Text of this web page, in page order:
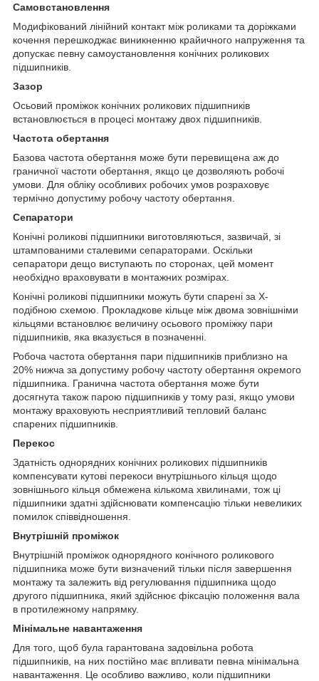
Самовстановлення
Модифікований лінійний контакт між роликами та доріжками
кочення перешкоджає виникненню крайичного напруження та
допускає певну самоустановлення конічних роликових
підшипників.
Зазор
Осьовий проміжок конічних роликових підшипників
встановлюється в процесі монтажу двох підшипників.
Частота обертання
Базова частота обертання може бути перевищена аж до
граничної частоти обертання, якщо це дозволяють робочі
умови. Для обліку особливих робочих умов розраховує
термічно допустиму робочу частоту обертання.
Сепаратори
Конічні роликові підшипники виготовляються, зазвичай, зі
штампованими сталевими сепараторами. Оскільки
сепаратори дещо виступають по сторонах, цей момент
необхідно враховувати в монтажних розмірах.
Конічні роликові підшипники можуть бути спарені за Х-
подібною схемою. Прокладкове кільце між двома зовнішніми
кільцями встановлює величину осьового проміжку пари
підшипників, яка вказується в позначенні.
Робоча частота обертання пари підшипників приблизно на
20% нижча за допустиму робочу частоту обертання окремого
підшипника. Гранична частота обертання може бути
досягнута також парою підшипників у тому разі, якщо умови
монтажу враховують несприятливий тепловий баланс
спарених підшипників.
Перекос
Здатність однорядних конічних роликових підшипників
компенсувати кутові перекоси внутрішнього кільця щодо
зовнішнього кільця обмежена кількома хвилинами, тож ці
підшипники здатні здійснювати компенсацію тільки невеликих
помилок співвідношення.
Внутрішній проміжок
Внутрішній проміжок однорядного конічного роликового
підшипника може бути визначений тільки після завершення
монтажу та залежить від регулювання підшипника щодо
другого підшипника, який здійснює фіксацію положення вала
в протилежному напрямку.
Мінімальне навантаження
Для того, щоб була гарантована задовільна робота
підшипників, на них постійно має впливати певна мінімальна
навантаження. Це особливо важливо, коли підшипники